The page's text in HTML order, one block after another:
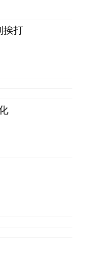
挨打